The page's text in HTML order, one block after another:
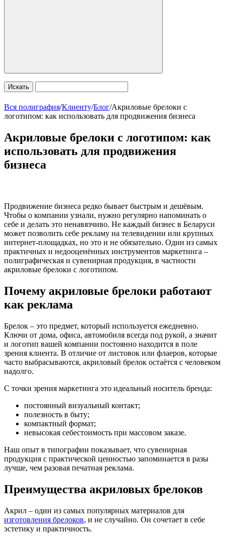
Искать
Вся полиграфия/Клиенту/Блог/Акриловые брелоки с
логотипом: как использовать для продвижения бизнеса
Акриловые брелоки с логотипом: как
использовать для продвижения
бизнеса
Продвижение бизнеса редко бывает быстрым и дешёвым.
Чтобы о компании узнали, нужно регулярно напоминать о
себе и делать это ненавязчиво. Не каждый бизнес в Беларуси
может позволить себе рекламу на телевидении или крупных
интернет-площадках, но это и не обязательно. Один из самых
практичных и недооценённых инструментов маркетинга –
полиграфическая и сувенирная продукция, в частности
акриловые брелоки с логотипом.
Почему акриловые брелоки работают
как реклама
Брелок – это предмет, который используется ежедневно.
Ключи от дома, офиса, автомобиля всегда под рукой, а значит
и логотип вашей компании постоянно находится в поле
зрения клиента. В отличие от листовок или флаеров, которые
часто выбрасываются, акриловый брелок остаётся с человеком
надолго.
С точки зрения маркетинга это идеальный носитель бренда:
постоянный визуальный контакт;
полезность в быту;
компактный формат;
невысокая себестоимость при массовом заказе.
Наш опыт в типографии показывает, что сувенирная
продукция с практической ценностью запоминается в разы
лучше, чем разовая печатная реклама.
Преимущества акриловых брелоков
Акрил – один из самых популярных материалов для
изготовления брелоков, и не случайно. Он сочетает в себе
эстетику и практичность.